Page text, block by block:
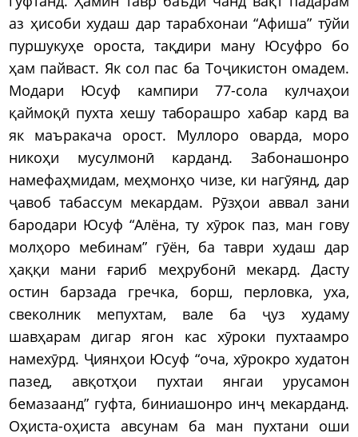
аз ҳисоби худаш дар тарабхонаи “Афиша” тӯйи
пуршукуҳе ороста, тақдири ману Юсуфро бо
ҳам пайваст. Як сол пас ба Тоҷикистон омадем.
Модари Юсуф кампири 77-сола кулчаҳои
қаймоқӣ пухта хешу таборашро хабар кард ва
як маъракача орост. Муллоро оварда, моро
никоҳи мусулмонӣ карданд. Забонашонро
намефаҳмидам, меҳмонҳо чизе, ки нагӯянд, дар
ҷавоб табассум мекардам. Рӯзҳои аввал зани
бародари Юсуф “Алёна, ту хӯрок паз, ман гову
молҳоро мебинам” гӯён, ба таври худаш дар
ҳаққи мани ғариб меҳрубонӣ мекард. Дасту
остин барзада гречка, борш, перловка, уха,
свеколник мепухтам, вале ба ҷуз худаму
шавҳарам дигар ягон кас хӯроки пухтаамро
намехӯрд. Ҷиянҳои Юсуф “оча, хӯрокро худатон
пазед, авқотҳои пухтаи янгаи урусамон
бемазаанд” гуфта, биниашонро инҷ мекарданд.
Оҳиста-оҳиста авсунам ба ман пухтани оши